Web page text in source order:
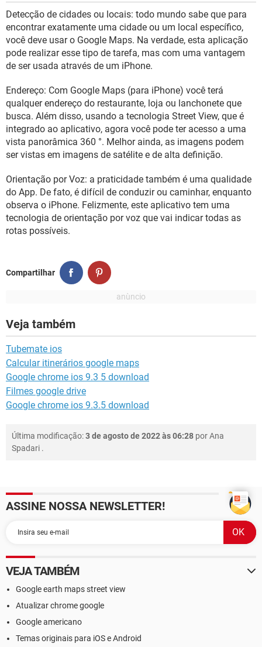
Detecção de cidades ou locais: todo mundo sabe que para
encontrar exatamente uma cidade ou um local específico,
você deve usar o Google Maps. Na verdade, esta aplicação
pode realizar esse tipo de tarefa, mas com uma vantagem
de ser usada através de um iPhone.
Endereço: Com Google Maps (para iPhone) você terá
qualquer endereço do restaurante, loja ou lanchonete que
busca. Além disso, usando a tecnologia Street View, que é
integrado ao aplicativo, agora você pode ter acesso a uma
vista panorâmica 360 °. Melhor ainda, as imagens podem
ser vistas em imagens de satélite e de alta definição.
Orientação por Voz: a praticidade também é uma qualidade
do App. De fato, é difícil de conduzir ou caminhar, enquanto
observa o iPhone. Felizmente, este aplicativo tem uma
tecnologia de orientação por voz que vai indicar todas as
rotas possíveis.
Compartilhar
Veja também
Tubemate ios
Calcular itinerários google maps
Google chrome ios 9.3 5 download
Filmes google drive
Google chrome ios 9.3.5 download
Última modificação:3 de agosto de 2022 às 06:28 porAna
Spadari .
ASSINE NOSSA NEWSLETTER!
VEJA TAMBÉM
Google earth maps street view
Atualizar chrome google
Google americano
Temas originais para iOS e Android